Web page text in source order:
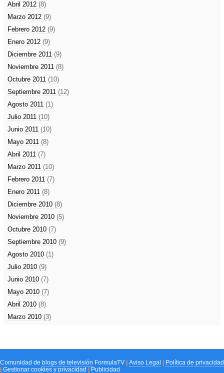
Abril 2012 (8)
Marzo 2012 (9)
Febrero 2012 (9)
Enero 2012 (9)
Diciembre 2011 (9)
Noviembre 2011 (8)
Octubre 2011 (10)
Septiembre 2011 (12)
Agosto 2011 (1)
Julio 2011 (10)
Junio 2011 (10)
Mayo 2011 (8)
Abril 2011 (7)
Marzo 2011 (10)
Febrero 2011 (7)
Enero 2011 (8)
Diciembre 2010 (8)
Noviembre 2010 (5)
Octubre 2010 (7)
Septiembre 2010 (9)
Agosto 2010 (1)
Julio 2010 (9)
Junio 2010 (7)
Mayo 2010 (7)
Abril 2010 (8)
Marzo 2010 (3)
Comunidad de blogs de televisión FormulaTV Aviso Legal
Política de privacidad
Gestionar cookies y privacidad Publicidad